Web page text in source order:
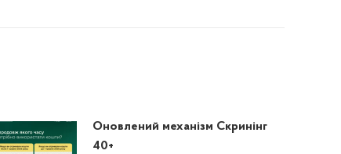
Оновлений механізм Скринінг
40+